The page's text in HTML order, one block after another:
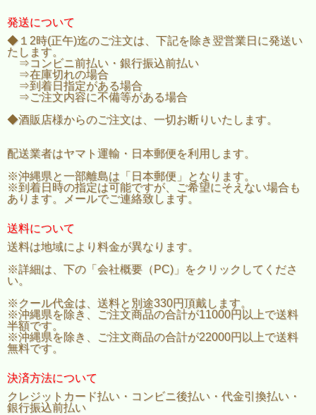
発送について
◆１2時(正午)迄のご注文は、下記を除き翌営業日に発送い
たします。
⇒コンビニ前払い・銀行振込前払い
⇒在庫切れの場合
⇒到着日指定がある場合
⇒ご注文内容に不備等がある場合
◆酒販店様からのご注文は、一切お断りいたします。
配送業者はヤマト運輸・日本郵便を利用します。
※沖縄県と一部離島は「日本郵便」となります。
※到着日時の指定は可能ですが、ご希望にそえない場合も
あります。メールでご連絡致します。
送料について
送料は地域により料金が異なります。
※詳細は、下の「会社概要（PC)」をクリックしてくださ
い。
※クール代金は、送料と別途330円頂戴します。
※沖縄県を除き、ご注文商品の合計が11000円以上で送料
半額です。
※沖縄県を除き、ご注文商品の合計が22000円以上で送料
無料です。
決済方法について
クレジットカード払い・コンビニ後払い・代金引換払い・
銀行振込前払い